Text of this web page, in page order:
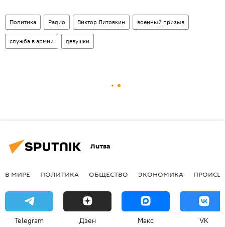
Политика Радио Виктор Литовкин военный призыв
служба в армии девушки
Литва
В МИРЕ ПОЛИТИКА ОБЩЕСТВО ЭКОНОМИКА
Telegram Дзен Макс VK